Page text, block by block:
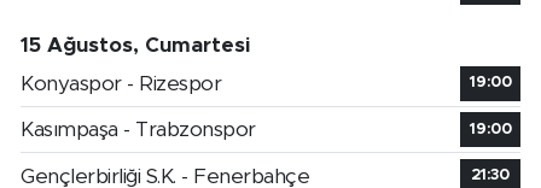
15 Ağustos, Cumartesi
Konyaspor - Rizespor
19:00
Kasımpaşa - Trabzonspor 19:00
Gençlerbirliği S.K. - Fenerbahçe 21:30